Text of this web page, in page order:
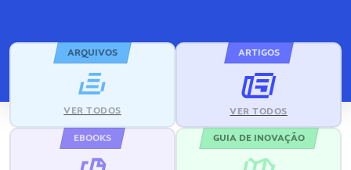
ARQUIVOS
VER TODOS
ARTIGOS
VER TODOS
EBOOKS GUIA DE INOVAÇÃO